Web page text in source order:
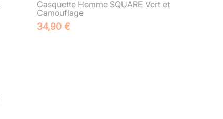
Casquette Homme SQUARE Vert et
Camouflage
34,90 €